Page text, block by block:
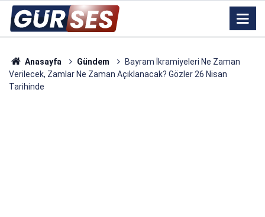
Anasayfa Gündem
Bayram İkramiyeleri Ne Zaman
Verilecek, Zamlar Ne Zaman Açıklanacak? Gözler 26 Nisan
Tarihinde